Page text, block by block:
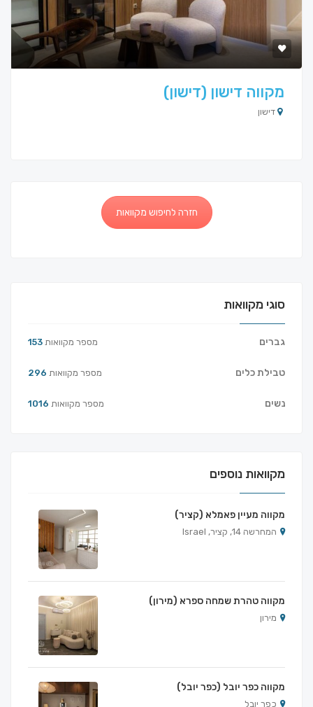
מקווה דישון (דישון)
דישון
חזרה לחיפוש מקוואות
סוגי מקוואות
גברים 153 מספר מקוואות
טבילת כלים 296 מספר מקוואות
נשים 1016 מספר מקוואות
מקוואות נוספים
מקווה מעיין פאמלא (קציר)
המחרשה 14, קציר, Israel
מקווה טהרת שמחה ספרא (מירון)
מירון
מקווה כפר יובל (כפר יובל)
כפר יובל